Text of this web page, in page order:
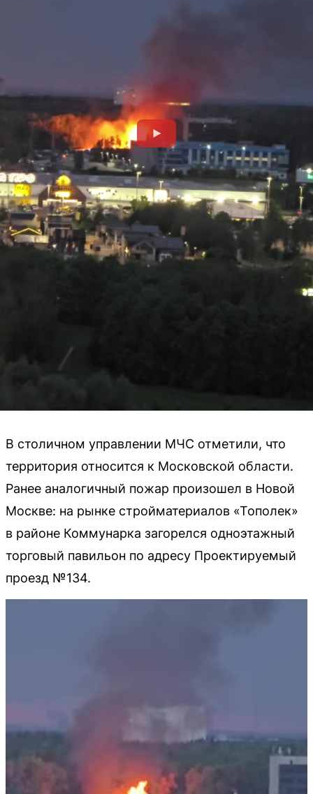
В столичном управлении МЧС отметили, что
территория относится к Московской области.
Ранее аналогичный пожар произошел в Новой
Москве: на рынке стройматериалов «Тополек»
в районе Коммунарка загорелся одноэтажный
торговый павильон по адресу Проектируемый
проезд №134.